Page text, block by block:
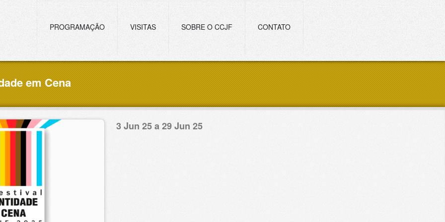
PROGRAMAÇÃO VISITAS SOBRE O CCJF CONTATO
em Cena
3 Jun 25 a 29 Jun 25